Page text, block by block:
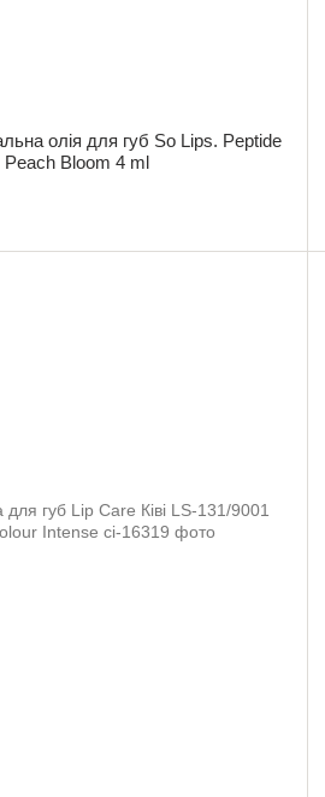
олія для губ So Lips. Peptide
Peach Bloom 4 ml